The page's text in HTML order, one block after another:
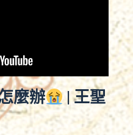
麼辦
| 王聖